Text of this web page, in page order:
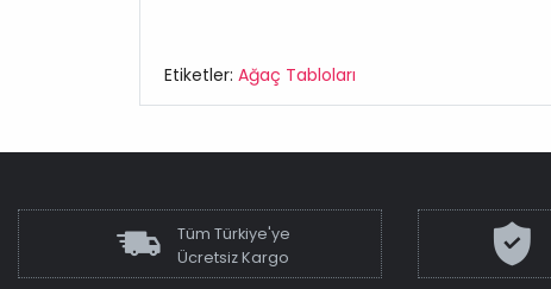
Etiketler: Ağaç Tabloları
Tüm Türkiye'ye
Ücretsiz Kargo